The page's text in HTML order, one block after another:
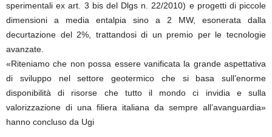
sperimentali ex art. 3 bis del Dlgs n. 22/2010) e progetti di piccole
dimensioni a media entalpia sino a 2 MW, esonerata dalla
decurtazione del 2%, trattandosi di un premio per le tecnologie
avanzate.
«Riteniamo che non possa essere vanificata la grande aspettativa
di sviluppo nel settore geotermico che si basa sull’enorme
disponibilità di risorse che tutto il mondo ci invidia e sulla
valorizzazione di una filiera italiana da sempre all’avanguardia»
hanno concluso da Ugi